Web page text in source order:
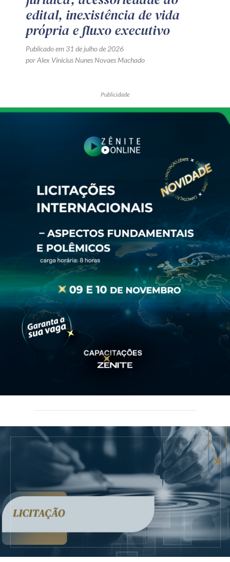
edital, inexistência de vida
própria e fluxo executivo
Publicado em 31 de julho de 2026
por Alex Vinicius Nunes Novaes Machado
Publicidade